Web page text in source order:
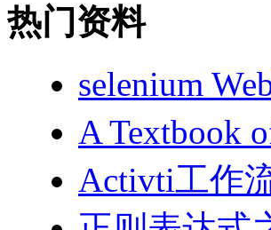
热门资料
selenium
A Textbook
Activti工作